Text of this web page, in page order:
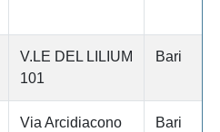
V.LE DEL LILIUM
101
Bari
Via Arcidiacono
Bari